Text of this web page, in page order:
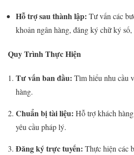
Hỗ trợ sau thành lập: Tư vấn các
khoản ngân hàng, đăng ký chữ ký
Quy Trình Thực Hiện
Tư vấn ban đầu: Tìm hiểu nhu cầu
hàng.
Chuẩn bị tài liệu: Hỗ trợ khách
yêu cầu pháp lý.
Đăng ký trực tuyến: Thực hiện các